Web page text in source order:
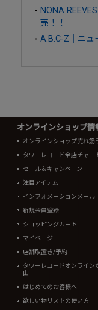
NONA
売！！
A.B.C-Z｜ニュ
オンラインショップ情
オンラインショップ売れ筋
タワーレコード全店チャー
セール＆キャンペーン
注目アイテム
インフォメーションメール
新規会員登録
ショッピングカート
マイページ
店舗取置き/予約
タワーレコードオンライン
由
はじめてのお客様へ
欲しい物リストの使い方